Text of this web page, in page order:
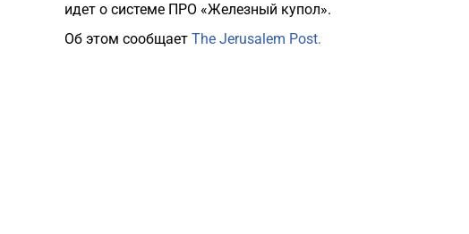
идет о системе ПРО «Железный купол».
Об этом сообщает The Jerusalem Post.